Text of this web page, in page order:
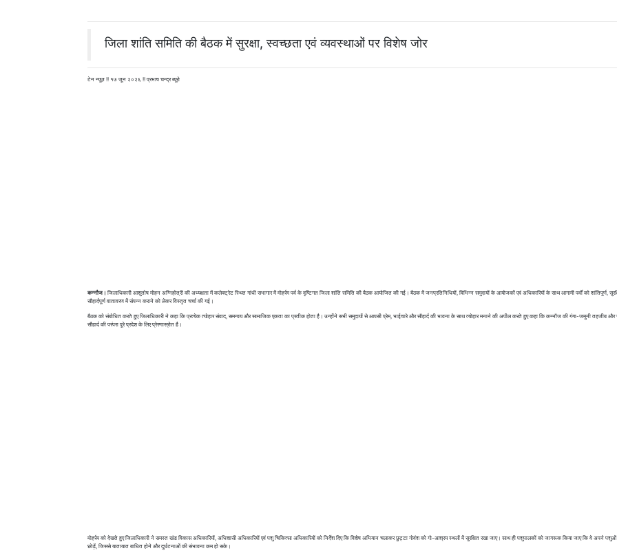
जिला शांति समिति की बैठक में सुरक्षा, स्वच्छता एवं व्यवस्थाओं पर विशेष जोर
टेन न्यूज़ !! १७ जून २०२६ !! प्रभाष चन्द्र ब्यूरो
कन्नौज। जिलाधिकारी आशुतोष मोहन अग्निहोत्री की अध्यक्षता में कलेक्ट्रेट स्थित गांधी सभागार में मोहर्रम पर्व के दृष्टिगत जिला शांति समिति की बैठक आयोजित की गई। बैठक में जनप्रतिनिधियों, विभिन्न समुदायों के आयोजकों एवं अधिकारियों के साथ आगामी पर्वों को शांतिपूर्ण,
सौहार्दपूर्ण वातावरण में संपन्न कराने को लेकर विस्तृत चर्चा की गई।
बैठक को संबोधित करते हुए जिलाधिकारी ने कहा कि प्रत्येक त्योहार संवाद, समन्वय और सामाजिक एकता का प्रतीक होता है। उन्होंने सभी समुदायों से आपसी प्रेम, भाईचारे और सौहार्द की भावना के साथ त्योहार मनाने की अपील करते हुए कहा कि कन्नौज की गंगा-जमुनी तहजीब और
सौहार्द की परंपरा पूरे प्रदेश के लिए प्रेरणास्रोत है।
मोहर्रम को देखते हुए जिलाधिकारी ने समस्त खंड विकास अधिकारियों, अधिशासी अधिकारियों एवं पशु चिकित्सा अधिकारियों को निर्देश दिए कि विशेष अभियान चलाकर छुट्टा गोवंश को गो-आश्रय स्थलों में सुरक्षित रखा जाए। साथ ही पशुपालकों को जागरूक किया जाए कि वे अपने
छोड़ें, जिससे यातायात बाधित होने और दुर्घटनाओं की संभावना कम हो सके।